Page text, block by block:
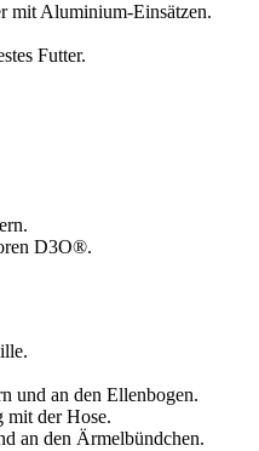
mit Aluminium-Einsätzen.
Futter.
D3O®.
und an den Ellenbogen.
mit der Hose.
an den Ärmelbündchen.